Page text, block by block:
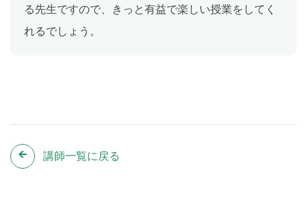
る先生ですので、きっと有益で楽しい授業をしてく
れるでしょう。
講師一覧に戻る